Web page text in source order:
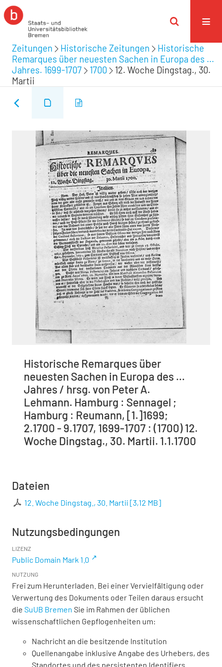
Zeitungen Historische Zeitungen
Historische
Remarques über neuesten Sachen in Europa des ...
Jahres. 1699-1707
1700
12. Woche Dingstag., 30.
Martii
Historische Remarques über
neuesten Sachen in Europa des ...
Jahres / hrsg. von Peter A.
Lehmann. Hamburg : Sennagel ;
Hamburg : Reumann, [1.]1699;
2.1700 - 9.1707, 1699-1707 : (1700) 12.
Woche Dingstag., 30. Martii. 1.1.1700
Dateien
12. Woche Dingstag., 30. Martii [3,12 MB]
Nutzungsbedingungen
LIZENZ
Public Domain Mark 1.0
NUTZUNG
Frei zum Herunterladen. Bei einer Vervielfältigung oder
Verwertung des Dokuments oder Teilen daraus ersucht
die SuUB Bremen Sie im Rahmen der üblichen
wissenschaftlichen Gepflogenheiten um:
Nachricht an die besitzende Institution
Quellenangabe inklusive Angabe des Urhebers, des
Standortes und des persistenten Identifiers